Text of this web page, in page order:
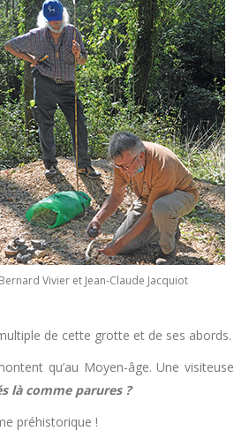
Vivier et Jean-Claude Jacquiot
de cette grotte et de ses abords.
qu’au Moyen-âge. Une visiteuse
là comme parures ?
préhistorique !